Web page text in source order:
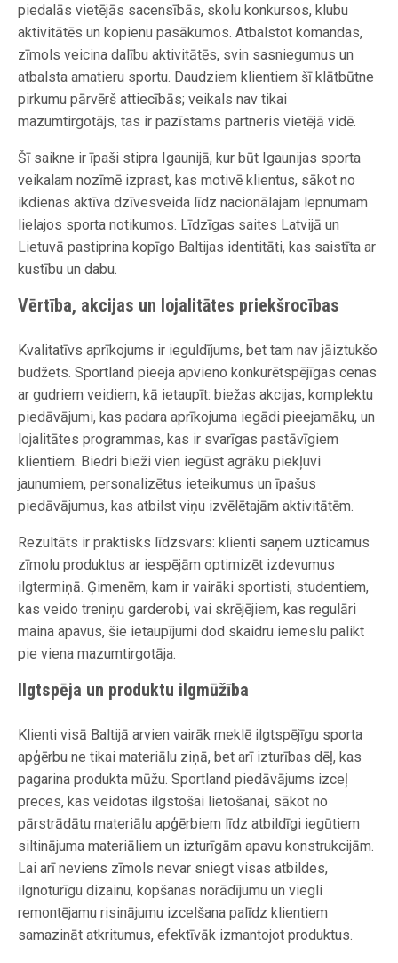
piedalās vietējās sacensībās, skolu konkursos, klubu
aktivitātēs un kopienu pasākumos. Atbalstot komandas,
zīmols veicina dalību aktivitātēs, svin sasniegumus un
atbalsta amatieru sportu. Daudziem klientiem šī klātbūtne
pirkumu pārvērš attiecībās; veikals nav tikai
mazumtirgotājs, tas ir pazīstams partneris vietējā vidē.
Šī saikne ir īpaši stipra Igaunijā, kur būt Igaunijas sporta
veikalam nozīmē izprast, kas motivē klientus, sākot no
ikdienas aktīva dzīvesveida līdz nacionālajam lepnumam
lielajos sporta notikumos. Līdzīgas saites Latvijā un
Lietuvā pastiprina kopīgo Baltijas identitāti, kas saistīta ar
kustību un dabu.
Vērtība, akcijas un lojalitātes priekšrocības
Kvalitatīvs aprīkojums ir ieguldījums, bet tam nav jāiztukšo
budžets. Sportland pieeja apvieno konkurētspējīgas cenas
ar gudriem veidiem, kā ietaupīt: biežas akcijas, komplektu
piedāvājumi, kas padara aprīkojuma iegādi pieejamāku, un
lojalitātes programmas, kas ir svarīgas pastāvīgiem
klientiem. Biedri bieži vien iegūst agrāku piekļuvi
jaunumiem, personalizētus ieteikumus un īpašus
piedāvājumus, kas atbilst viņu izvēlētajām aktivitātēm.
Rezultāts ir praktisks līdzsvars: klienti saņem uzticamus
zīmolu produktus ar iespējām optimizēt izdevumus
ilgtermiņā. Ģimenēm, kam ir vairāki sportisti, studentiem,
kas veido treniņu garderobi, vai skrējējiem, kas regulāri
maina apavus, šie ietaupījumi dod skaidru iemeslu palikt
pie viena mazumtirgotāja.
Ilgtspēja un produktu ilgmūžība
Klienti visā Baltijā arvien vairāk meklē ilgtspējīgu sporta
apģērbu ne tikai materiālu ziņā, bet arī izturības dēļ, kas
pagarina produkta mūžu. Sportland piedāvājums izceļ
preces, kas veidotas ilgstošai lietošanai, sākot no
pārstrādātu materiālu apģērbiem līdz atbildīgi iegūtiem
siltinājuma materiāliem un izturīgām apavu konstrukcijām.
Lai arī neviens zīmols nevar sniegt visas atbildes,
ilgnoturīgu dizainu, kopšanas norādījumu un viegli
remontējamu risinājumu izcelšana palīdz klientiem
samazināt atkritumus, efektīvāk izmantojot produktus.